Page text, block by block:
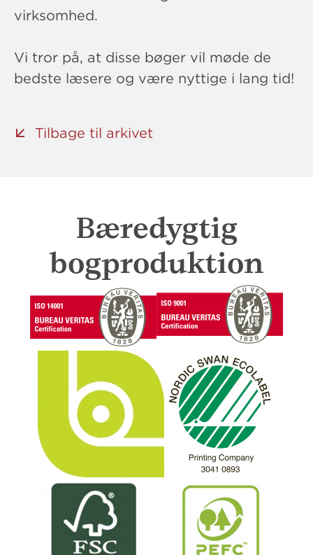
virksomhed.
Vi tror på, at disse bøger vil møde de
bedste læsere og være nyttige i lang tid!
Tilbage til arkivet
Bæredygtig
bogproduktion